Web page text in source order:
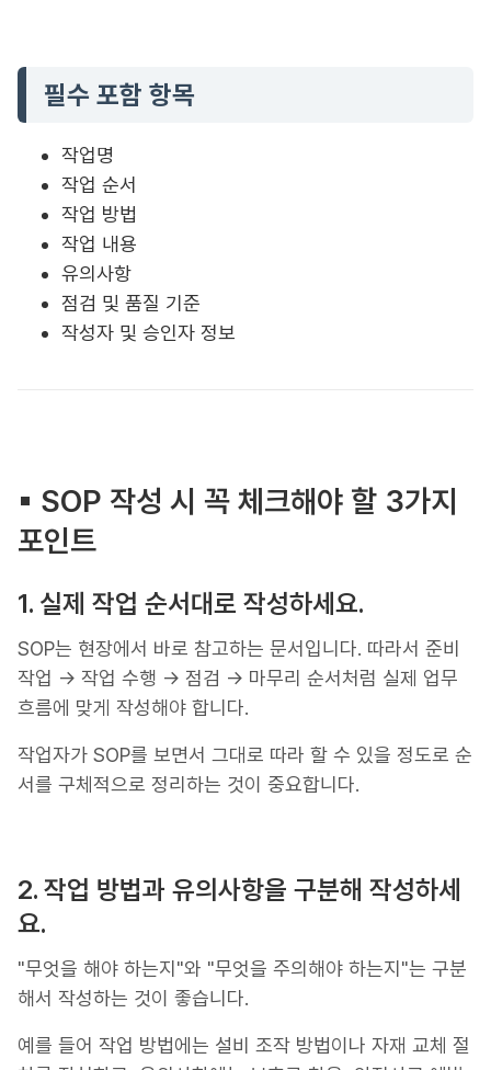
필수 포함 항목
작업명
작업 순서
작업 방법
작업 내용
유의사항
점검 및 품질 기준
작성자 및 승인자 정보
▪︎ SOP 작성 시 꼭 체크해야 할 3가지
포인트
1. 실제 작업 순서대로 작성하세요.
SOP는 현장에서 바로 참고하는 문서입니다. 따라서 준비
작업 → 작업 수행 → 점검 → 마무리 순서처럼 실제 업무
흐름에 맞게 작성해야 합니다.
작업자가 SOP를 보면서 그대로 따라 할 수 있을 정도로 순
서를 구체적으로 정리하는 것이 중요합니다.
2. 작업 방법과 유의사항을 구분해 작성하세
요.
"무엇을 해야 하는지"와 "무엇을 주의해야 하는지"는 구분
해서 작성하는 것이 좋습니다.
예를 들어 작업 방법에는 설비 조작 방법이나 자재 교체 절